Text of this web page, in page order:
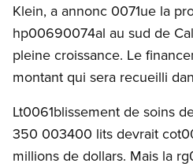
Klein, a annonc 0071ue la
hp00690074al au sud de
pleine croissance. Le
montant qui sera recueilli
Lt0061blissement de soins
350 003400 lits devrait
millions de dollars. Mais la